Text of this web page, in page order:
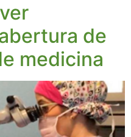
de
medicina